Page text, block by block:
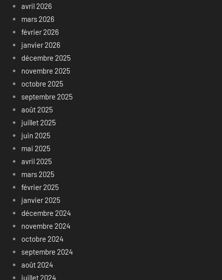
avril 2026
mars 2026
février 2026
janvier 2026
décembre 2025
novembre 2025
octobre 2025
septembre 2025
août 2025
juillet 2025
juin 2025
mai 2025
avril 2025
mars 2025
février 2025
janvier 2025
décembre 2024
novembre 2024
octobre 2024
septembre 2024
août 2024
juillet 2024